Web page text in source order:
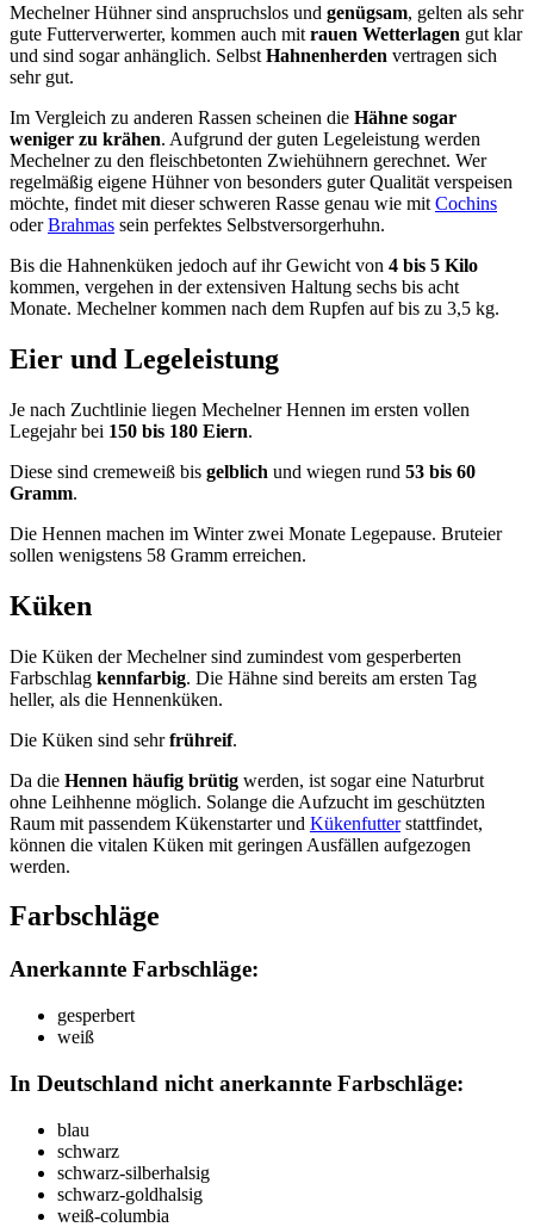
Mechelner Hühner sind anspruchslos und genügsam, gelten als sehr
gute Futterverwerter, kommen auch mit rauen Wetterlagen gut klar
und sind sogar anhänglich. Selbst Hahnenherden vertragen sich
sehr gut.
Im Vergleich zu anderen Rassen scheinen die Hähne sogar
weniger zu krähen. Aufgrund der guten Legeleistung werden
Mechelner zu den fleischbetonten Zwiehühnern gerechnet. Wer
regelmäßig eigene Hühner von besonders guter Qualität verspeisen
möchte, findet mit dieser schweren Rasse genau wie mit Cochins
oderBrahmas sein perfektes Selbstversorgerhuhn.
Bis die Hahnenküken jedoch auf ihr Gewicht von 4 bis 5 Kilo
kommen, vergehen in der extensiven Haltung sechs bis acht
Monate. Mechelner kommen nach dem Rupfen auf bis zu 3,5 kg.
Eier und Legeleistung
Je nach Zuchtlinie liegen Mechelner Hennen im ersten vollen
Legejahr bei 150 bis 180 Eiern.
Diese sind cremeweiß bis gelblich und wiegen rund 53 bis 60
Gramm.
Die Hennen machen im Winter zwei Monate Legepause. Bruteier
sollen wenigstens 58 Gramm erreichen.
Küken
Die Küken der Mechelner sind zumindest vom gesperberten
Farbschlag kennfarbig. Die Hähne sind bereits am ersten Tag
heller, als die Hennenküken.
Die Küken sind sehrfrühreif.
Da die Hennen häufig brütig werden, ist sogar eine Naturbrut
ohne Leihhenne möglich. Solange die Aufzucht im geschützten
Raum mit passendem Kükenstarter und Kükenfutterstattfindet,
können die vitalen Küken mit geringen Ausfällen aufgezogen
werden.
Farbschläge
Anerkannte Farbschläge:
gesperbert
weiß
In Deutschland nicht anerkannte Farbschläge:
blau
schwarz
schwarz-silberhalsig
schwarz-goldhalsig
weiß-columbia